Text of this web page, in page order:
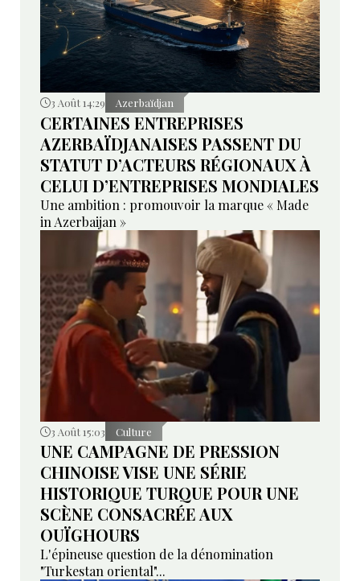
3 Août 14:29 Azerbaïdjan
CERTAINES ENTREPRISES
AZERBAÏDJANAISES PASSENT DU
STATUT D’ACTEURS RÉGIONAUX À
CELUI D’ENTREPRISES MONDIALES
Une ambition : promouvoir la marque « Made
in Azerbaijan »
3 Août 15:03 Culture
UNE CAMPAGNE DE PRESSION
CHINOISE VISE UNE SÉRIE
HISTORIQUE TURQUE POUR UNE
SCÈNE CONSACRÉE AUX
OUÏGHOURS
L'épineuse question de la dénomination
"Turkestan oriental"...